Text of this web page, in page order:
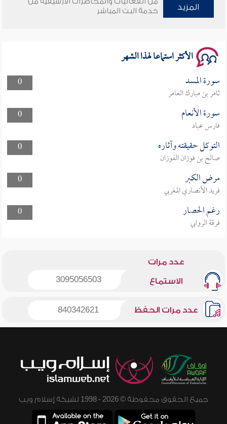
المزيد
خدمة البث المباشر
الأكثر استماعا لهذا الشهر
0 سورة المسد
ثامر بن مبارك العامر
0
سورة الأنعام
فارس عباد
0
التوكل حقيقته وآثاره
صالح بن فوزان الفوزان
0
مرض الكبر
فريد الأنصاري المغربي
0
رغم الحصار
فرقة الروابي
عدد مرات
الاستماع 3095056503
عدد مرات الحفظ 840342621
جميع الحقوق محفوظة © 2026 - 1998 لشبكة إسلام ويب